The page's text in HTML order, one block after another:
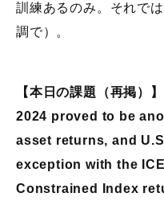
訓練あるのみ。それで
調で）。
【本日の課題（再掲）】
2024 proved to be
asset returns, and
exception with the
Constrained Index